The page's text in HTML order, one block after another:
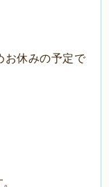
お休みの予定で